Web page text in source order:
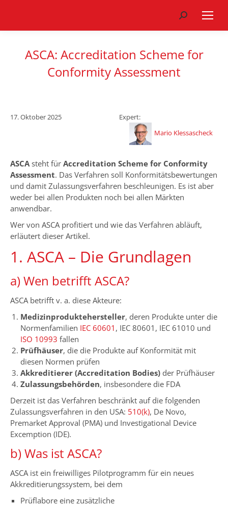
Search:
ASCA: Accreditation Scheme for
Conformity Assessment
17. Oktober 2025
Expert:
Mario Klessascheck
ASCAsteht für Accreditation Scheme for Conformity
Assessment. Das Verfahren soll Konformitätsbewertungen
und damit Zulassungsverfahren beschleunigen. Es ist aber
weder bei allen Produkten noch bei allen Märkten
anwendbar.
Wer von ASCA profitiert und wie das Verfahren abläuft,
erläutert dieser Artikel.
1. ASCA – Die Grundlagen
a) Wen betrifft ASCA?
ASCA betrifft v. a. diese Akteure:
Medizinproduktehersteller, deren Produkte unter die
Normenfamilien IEC 60601 , IEC 80601, IEC 61010 und
ISO 10993 fallen
Prüfhäuser, die die Produkte auf Konformität mit
diesen Normen prüfen
Akkreditierer (Accreditation Bodies) der Prüfhäuser
Zulassungsbehörden, insbesondere die FDA
Derzeit ist das Verfahren beschränkt auf die folgenden
Zulassungsverfahren in den USA: 510(k), De Novo,
Premarket Approval (PMA) und Investigational Device
Excemption (IDE).
b) Was ist ASCA?
ASCA ist ein freiwilliges Pilotprogramm für ein neues
Akkreditierungssystem, bei dem
Prüflabore eine zusätzliche